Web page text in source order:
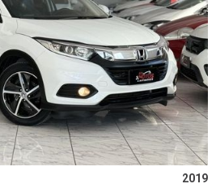
2019